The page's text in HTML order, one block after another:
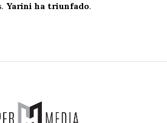
Yarini ha triunfado.